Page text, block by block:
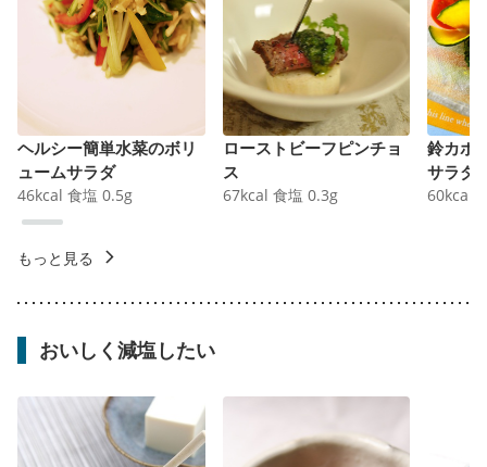
ヘルシー簡単水菜のボリ
ュームサラダ
46kcal 食塩 0.5g
ローストビーフピンチョ
ス
67kcal 食塩 0.3g
鈴カボ
サラダ
60kcal
もっと見る
おいしく減塩したい